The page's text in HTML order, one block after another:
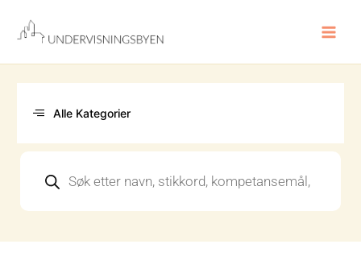
innholdet
Alle Kategorier
search